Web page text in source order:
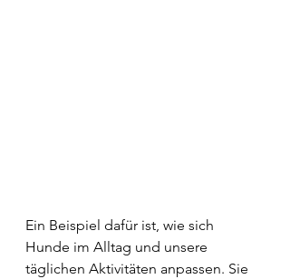
Ein Beispiel dafür ist, wie sich
Hunde im Alltag und unsere
täglichen Aktivitäten anpassen. Sie